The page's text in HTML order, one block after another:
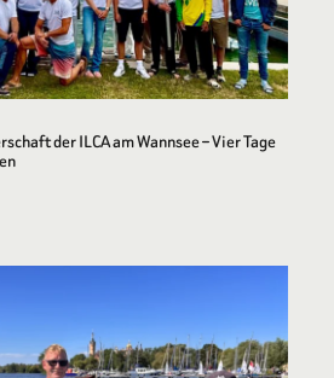
der ILCA am Wannsee – Vier Tage